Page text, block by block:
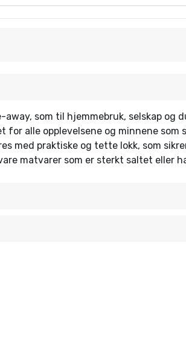
som til hjemmebruk, selskap og
alle opplevelsene og minnene
med praktiske og tette lokk, som
matvarer som er sterkt saltet eller